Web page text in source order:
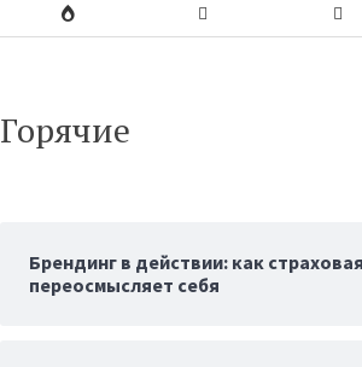
Горячие
Брендинг в действии: как
переосмысляет себя